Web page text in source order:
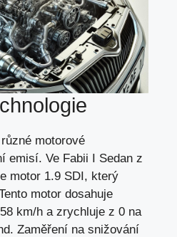
motorové
emisí. Ve Fabii I Sedan z
motor 1.9 SDI, který
motor dosahuje
km/h a zrychluje z 0 na
Zaměření na snižování